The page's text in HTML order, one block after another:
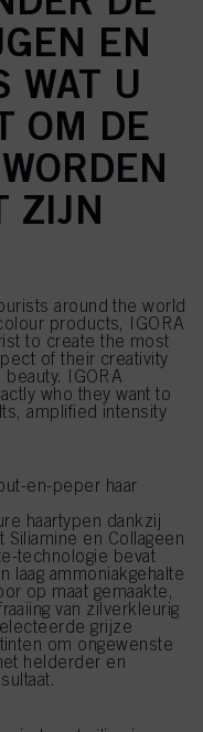
EN
WAT U
OM DE
ZIJN
around the world
products, IGORA
to create the most
of their creativity
IGORA
who they want to
amplified intensity
en-peper haar
haartypen dankzij
en Collageen
technologie bevat
laag ammoniakgehalte
op maat gemaakte,
van zilverkleurig
grijze
om ongewenste
helderder en